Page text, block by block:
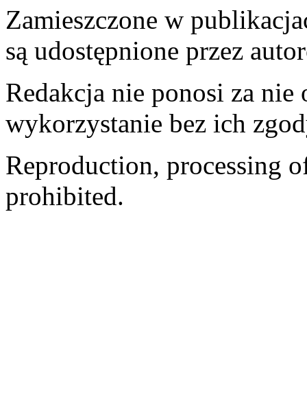
Zamieszczone w
są udostępnione przez
Redakcja nie ponosi za
wykorzystanie bez ich
Reproduction, processing
prohibited.